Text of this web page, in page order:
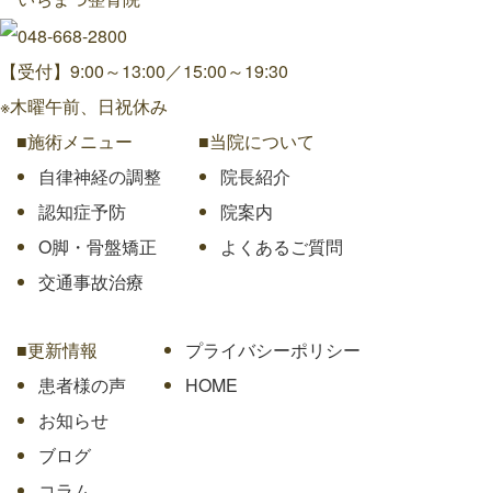
【受付】9:00～13:00／15:00～19:30
※木曜午前、日祝休み
■施術メニュー
自律神経の調整
認知症予防
O脚・骨盤矯正
交通事故治療
■当院について
院長紹介
院案内
よくあるご質問
■更新情報
患者様の声
お知らせ
ブログ
プライバシーポリシー
HOME